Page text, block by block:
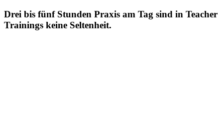
Drei bis fünf Stunden Praxis am Tag sind in Teacher
Trainings keine Seltenheit.